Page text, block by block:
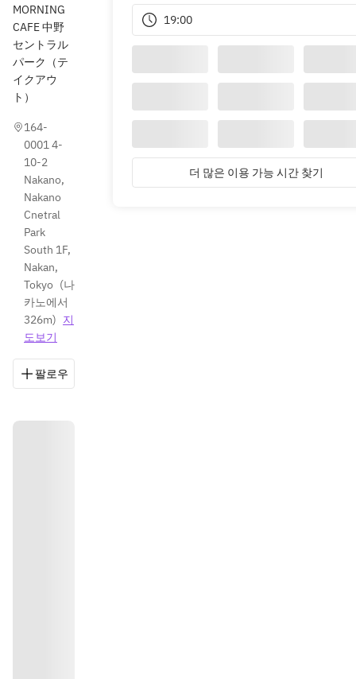
MORNING
CAFE 中野
セントラル
パーク（テ
イクアウ
ト）
164-
0001 4-
10-2
Nakano,
Nakano
Cnetral
Park
South 1F,
Nakan,
Tokyo (나
카노에서
326m) 지
도보기
팔로우
19:00
더 많은 이용 가능 시간 찾기